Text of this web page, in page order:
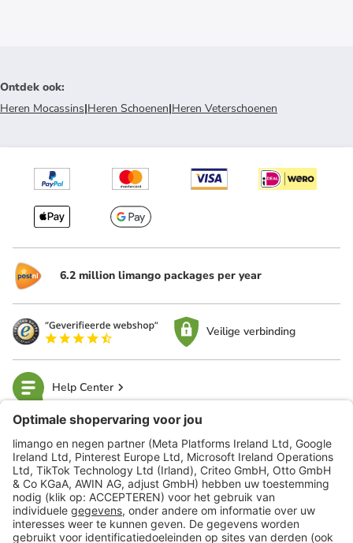
Ontdek ook:
Heren Mocassins|Heren Schoenen|Heren Veterschoenen
6.2 million limango packages per year
Veilige verbinding
Help Center
limango
Veilig winkelen
Klantenservice